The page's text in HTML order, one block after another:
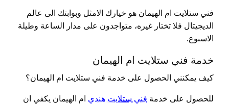
فني ستلايت ام الهيمان هو خيارك الامثل وبوابتك الى عالم
الديجيتال فلا تختار غيره، متواجدون على مدار الساعة وطيلة
الاسبوع.
خدمة فني ستلايت ام الهيمان
كيف يمكنني الحصول على خدمة فني ستلايت ام الهيمان؟
للحصول على خدمة فني ستلايت هندي ام الهيمان يكفي ان